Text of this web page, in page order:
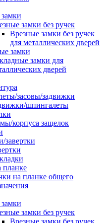
замки без ручек
Врезные замки без ручек
для металлических дверей
замки
замки для
дверей
засовы/задвижки
шпингалеты
корпуса защелок
завертки
планке
на планке общего
замки без ручек